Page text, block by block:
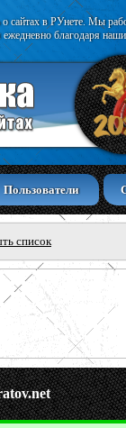
сайтах в РУнете. Мы
ежедневно благодаря
Пользователи
список